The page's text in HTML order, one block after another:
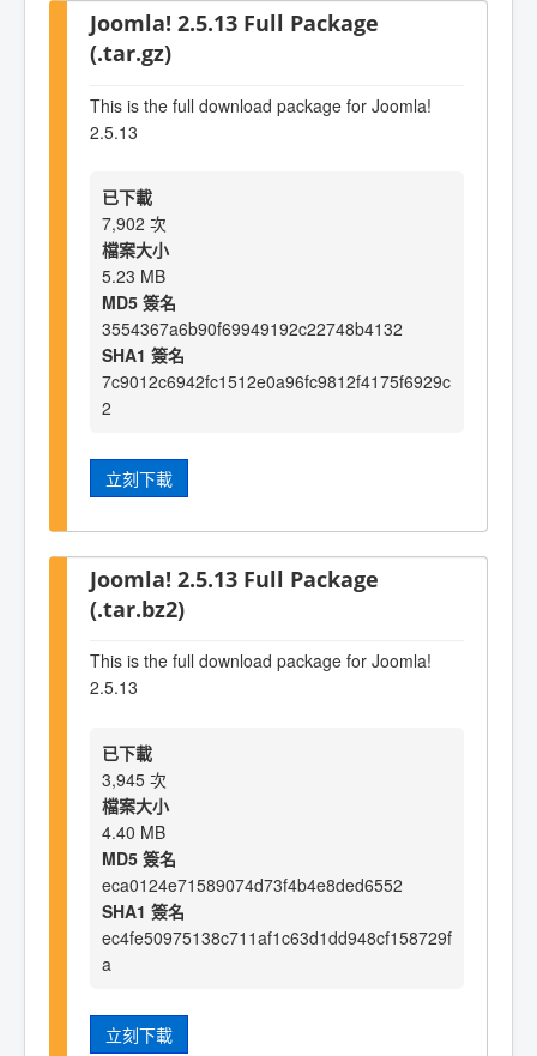
Joomla! 2.5.13 Full Package
(.tar.gz)
This is the full download package for Joomla!
2.5.13
已下載
7,902 次
檔案大小
5.23 MB
MD5 簽名
3554367a6b90f69949192c22748b4132
SHA1 簽名
7c9012c6942fc1512e0a96fc9812f4175f6929c
2
立刻下載
Joomla! 2.5.13 Full Package
(.tar.bz2)
This is the full download package for Joomla!
2.5.13
已下載
3,945 次
檔案大小
4.40 MB
MD5 簽名
eca0124e71589074d73f4b4e8ded6552
SHA1 簽名
ec4fe50975138c711af1c63d1dd948cf158729f
a
立刻下載